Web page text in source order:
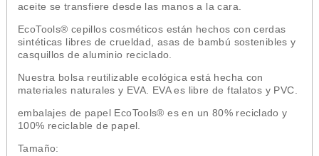
aceite se transfiere desde las manos a la cara.
EcoTools® cepillos cosméticos están hechos con cerdas
sintéticas libres de crueldad, asas de bambú sostenibles y
casquillos de aluminio reciclado.
Nuestra bolsa reutilizable ecológica está hecha con
materiales naturales y EVA. EVA es libre de ftalatos y PVC.
embalajes de papel EcoTools® es en un 80% reciclado y
100% reciclable de papel.
Tamaño: